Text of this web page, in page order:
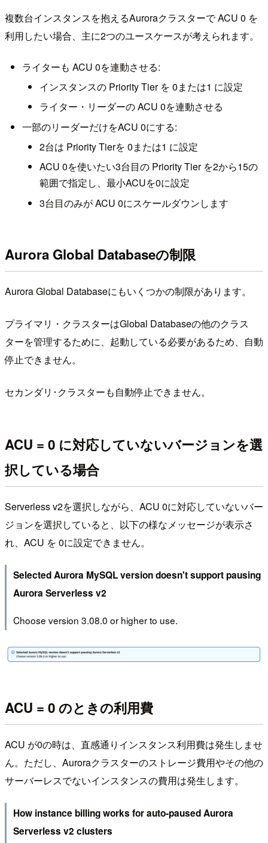
複数台インスタンスを抱えるAuroraクラスターで ACU 0 を
利用したい場合、主に2つのユースケースが考えられます。
ライターも ACU 0を連動させる:
インスタンスの Priority Tier を 0または1 に設定
ライター・リーダーの ACU 0を連動させる
一部のリーダーだけをACU 0にする:
2台は Priority Tierを 0または1 に設定
ACU 0を使いたい3台目の Priority Tier を2から15の
範囲で指定し、最小ACUを0に設定
3台目のみが ACU 0にスケールダウンします
Aurora Global Databaseの制限
Aurora Global Databaseにもいくつかの制限があります。
プライマリ・クラスターはGlobal Databaseの他のクラス
ターを管理するために、起動している必要があるため、自動
停止できません。
セカンダリ･クラスターも自動停止できません。
ACU = 0 に対応していないバージョンを選
択している場合
Serverless v2を選択しながら、ACU 0に対応していないバー
ジョンを選択していると、以下の様なメッセージが表示さ
れ、ACU を 0に設定できません。
Selected Aurora MySQL version doesn't support pausing
Aurora Serverless v2
Choose version 3.08.0 or higher to use.
ACU = 0 のときの利用費
ACU が0の時は、直感通りインスタンス利用費は発生しませ
ん。ただし、Auroraクラスターのストレージ費用やその他の
サーバーレスでないインスタンスの費用は発生します。
How instance billing works for auto-paused Aurora
Serverless v2 clusters